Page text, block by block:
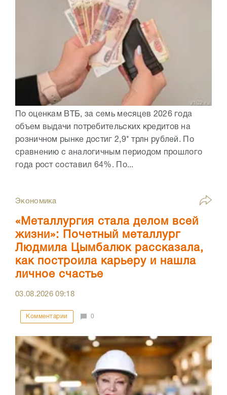
По оценкам ВТБ, за семь месяцев 2026 года
объем выдачи потребительских кредитов на
розничном рынке достиг 2,9* трлн рублей. По
сравнению с аналогичным периодом прошлого
года рост составил 64%. По...
Экономика
«Металлургия стала делом всей
жизни»: Почетный металлург
Людмила Цымбалюк рассказала,
как построила карьеру и нашла
личное счастье
03.08.202609:18
Комментарии 0